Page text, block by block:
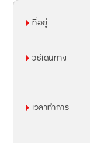
ที่อยู่
วิธีเดินทาง
เวลาทำการ